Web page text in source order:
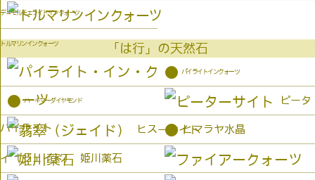
デュモルチェライトインクォーツ
トルマリンインクォーツ 「は行」の天然石
パイライト
● パイライトインクォーツ
● ハーキマーダイヤモンド ピータ
ーサイト
ヒス
イ（ジェイド）
● ヒマラヤ水晶
姫川薬石